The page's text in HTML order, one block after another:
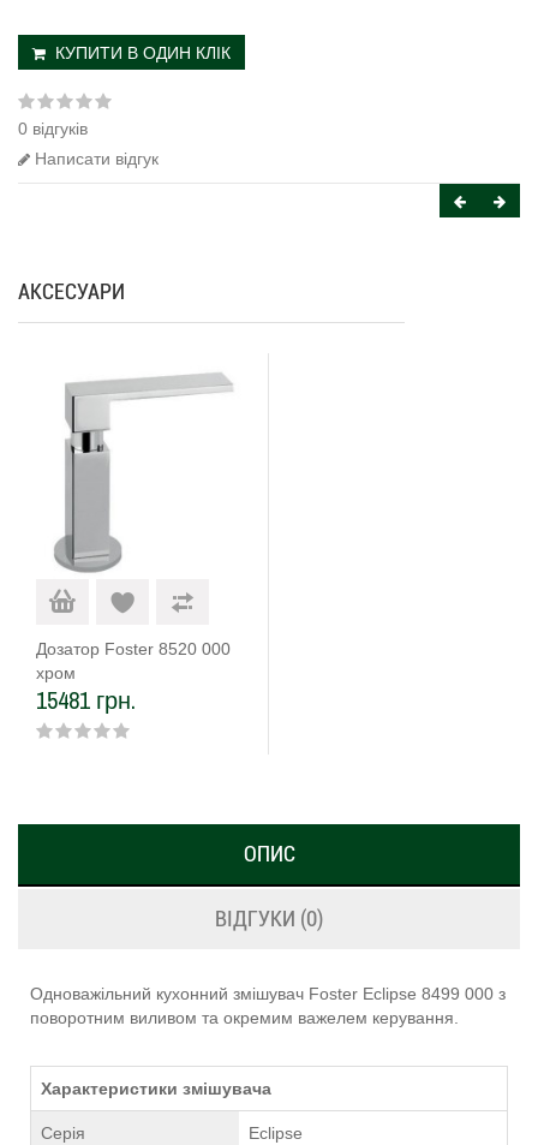
КУПИТИ В ОДИН КЛІК
0 відгуків
Написати відгук
АКСЕСУАРИ
Дозатор Foster 8520 000
хром
15481 грн.
ОПИС
ВІДГУКИ (0)
Одноважільний кухонний змішувач Foster Eclipse 8499 000 з
поворотним виливом та окремим важелем керування.
Характеристики змішувача
Серія Eclipse